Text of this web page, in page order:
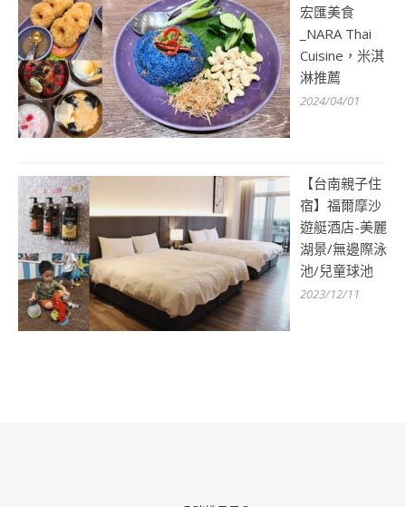
宏匯美食
_NARA Thai
Cuisine，米淇
淋推薦
2024/04/01
【台南親子住
宿】福爾摩沙
遊艇酒店-美麗
湖景/無邊際泳
池/兒童球池
2023/12/11